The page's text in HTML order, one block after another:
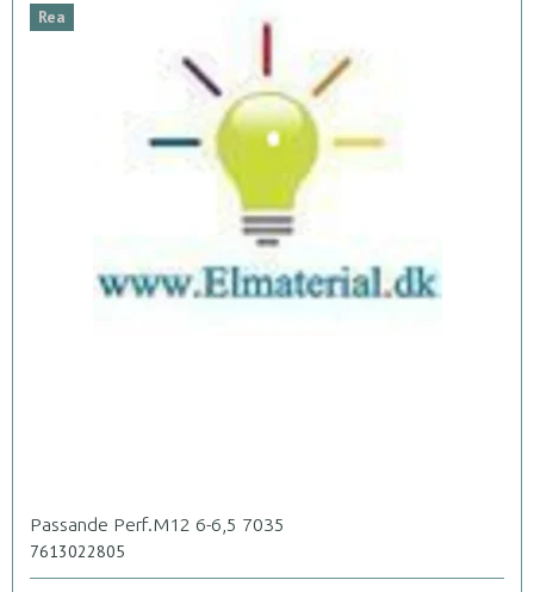
Rea
Passande Perf.M12 6-6,5 7035
7613022805